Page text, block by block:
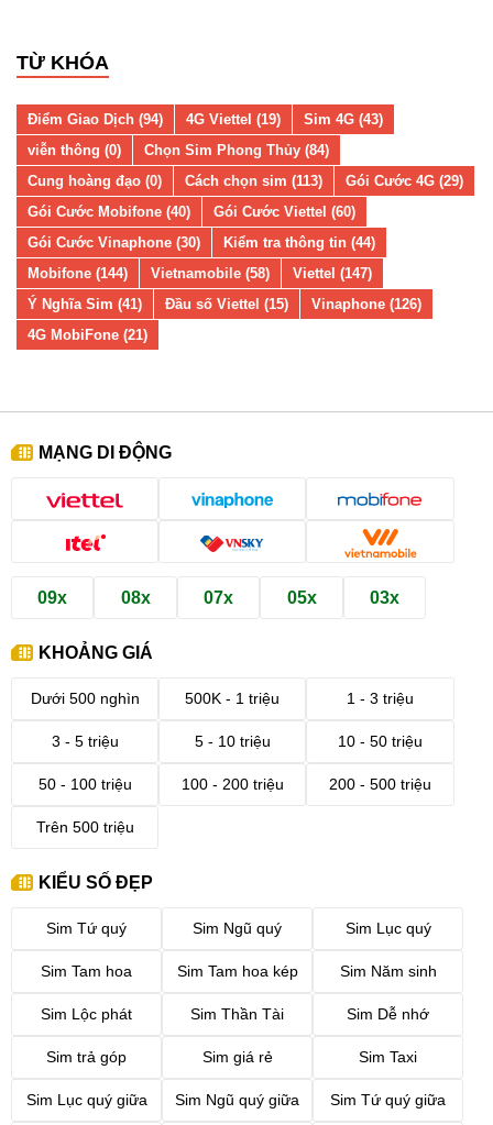
TỪ KHÓA
Điểm Giao Dịch (94) 4G Viettel (19)
Sim 4G (43)
viễn thông (0)
Chọn Sim Phong Thủy (84)
Cung hoàng đạo (0)
Cách chọn sim (113)
Gói Cước 4G (29)
Gói Cước Mobifone (40)
Gói Cước Viettel (60)
Gói Cước Vinaphone (30)
Kiểm tra thông tin (44)
Mobifone (144)
Vietnamobile (58)
Viettel (147)
Ý Nghĩa Sim (41)
Đầu số Viettel (15)
Vinaphone (126)
4G MobiFone (21)
MẠNG DI ĐỘNG
09x 08x 07x 05x 03x
KHOẢNG GIÁ
Dưới 500 nghìn 500K - 1 triệu 1 - 3 triệu
3 - 5 triệu 5 - 10 triệu 10 - 50 triệu
50 - 100 triệu 100 - 200 triệu 200 - 500 triệu
Trên 500 triệu
KIỂU SỐ ĐẸP
Sim Tứ quý Sim Ngũ quý Sim Lục quý
Sim Tam hoa Sim Tam hoa kép Sim Năm sinh
Sim Lộc phát Sim Thần Tài Sim Dễ nhớ
Sim trả góp Sim giá rẻ Sim Taxi
Sim Lục quý giữa Sim Ngũ quý giữa Sim Tứ quý giữa